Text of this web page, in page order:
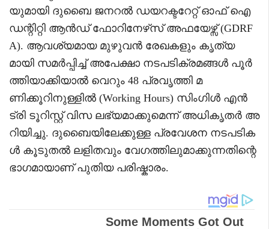
യുമായി ദുബൈ ജനറൽ ഡയറക്ടറേറ്റ് ഓഫ് ഐ
ഡന്റിറ്റി ആൻഡ് ഫോറിനേഴ്‌സ് അഫയേഴ്സ് (GDRF
A). ആവശ്യമായ മുഴുവൻ രേഖകളും കൃത്യ
മായി സമർപ്പിച്ച് അപേക്ഷാ നടപടിക്രമങ്ങൾ പൂർ
ത്തിയാക്കിയാൽ വെറും 48 പ്രവൃത്തി മ
ണിക്കൂറിനുള്ളിൽ (Working Hours) സിംഗിൾ എൻ
ട്രി ടൂറിസ്റ്റ് വിസ ലഭ്യമാക്കുമെന്ന് അധികൃതർ അ
റിയിച്ചു. ദുബൈയിലേക്കുള്ള പ്രവേശന നടപടിക
ൾ കൂടുതൽ ലളിതവും വേഗത്തിലുമാക്കുന്നതിന്റെ
ഭാഗമായാണ് പുതിയ പരിഷ്കാരം.